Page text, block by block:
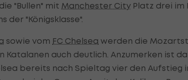
"Bullen" mit Manchester City Platz drei im
der "Königsklasse".
sowie vom FC Chelsea werden die
Katalanen auch deutlich. Anzumerken ist
bereits nach Spieltag vier den Aufstieg